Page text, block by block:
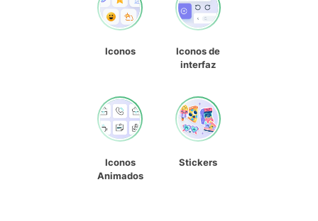
Iconos
Iconos de
interfaz
Iconos
Animados
Stickers